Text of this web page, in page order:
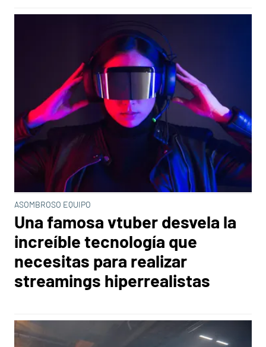
ASOMBROSO EQUIPO
Una famosa vtuber desvela la
increíble tecnología que
necesitas para realizar
streamings hiperrealistas